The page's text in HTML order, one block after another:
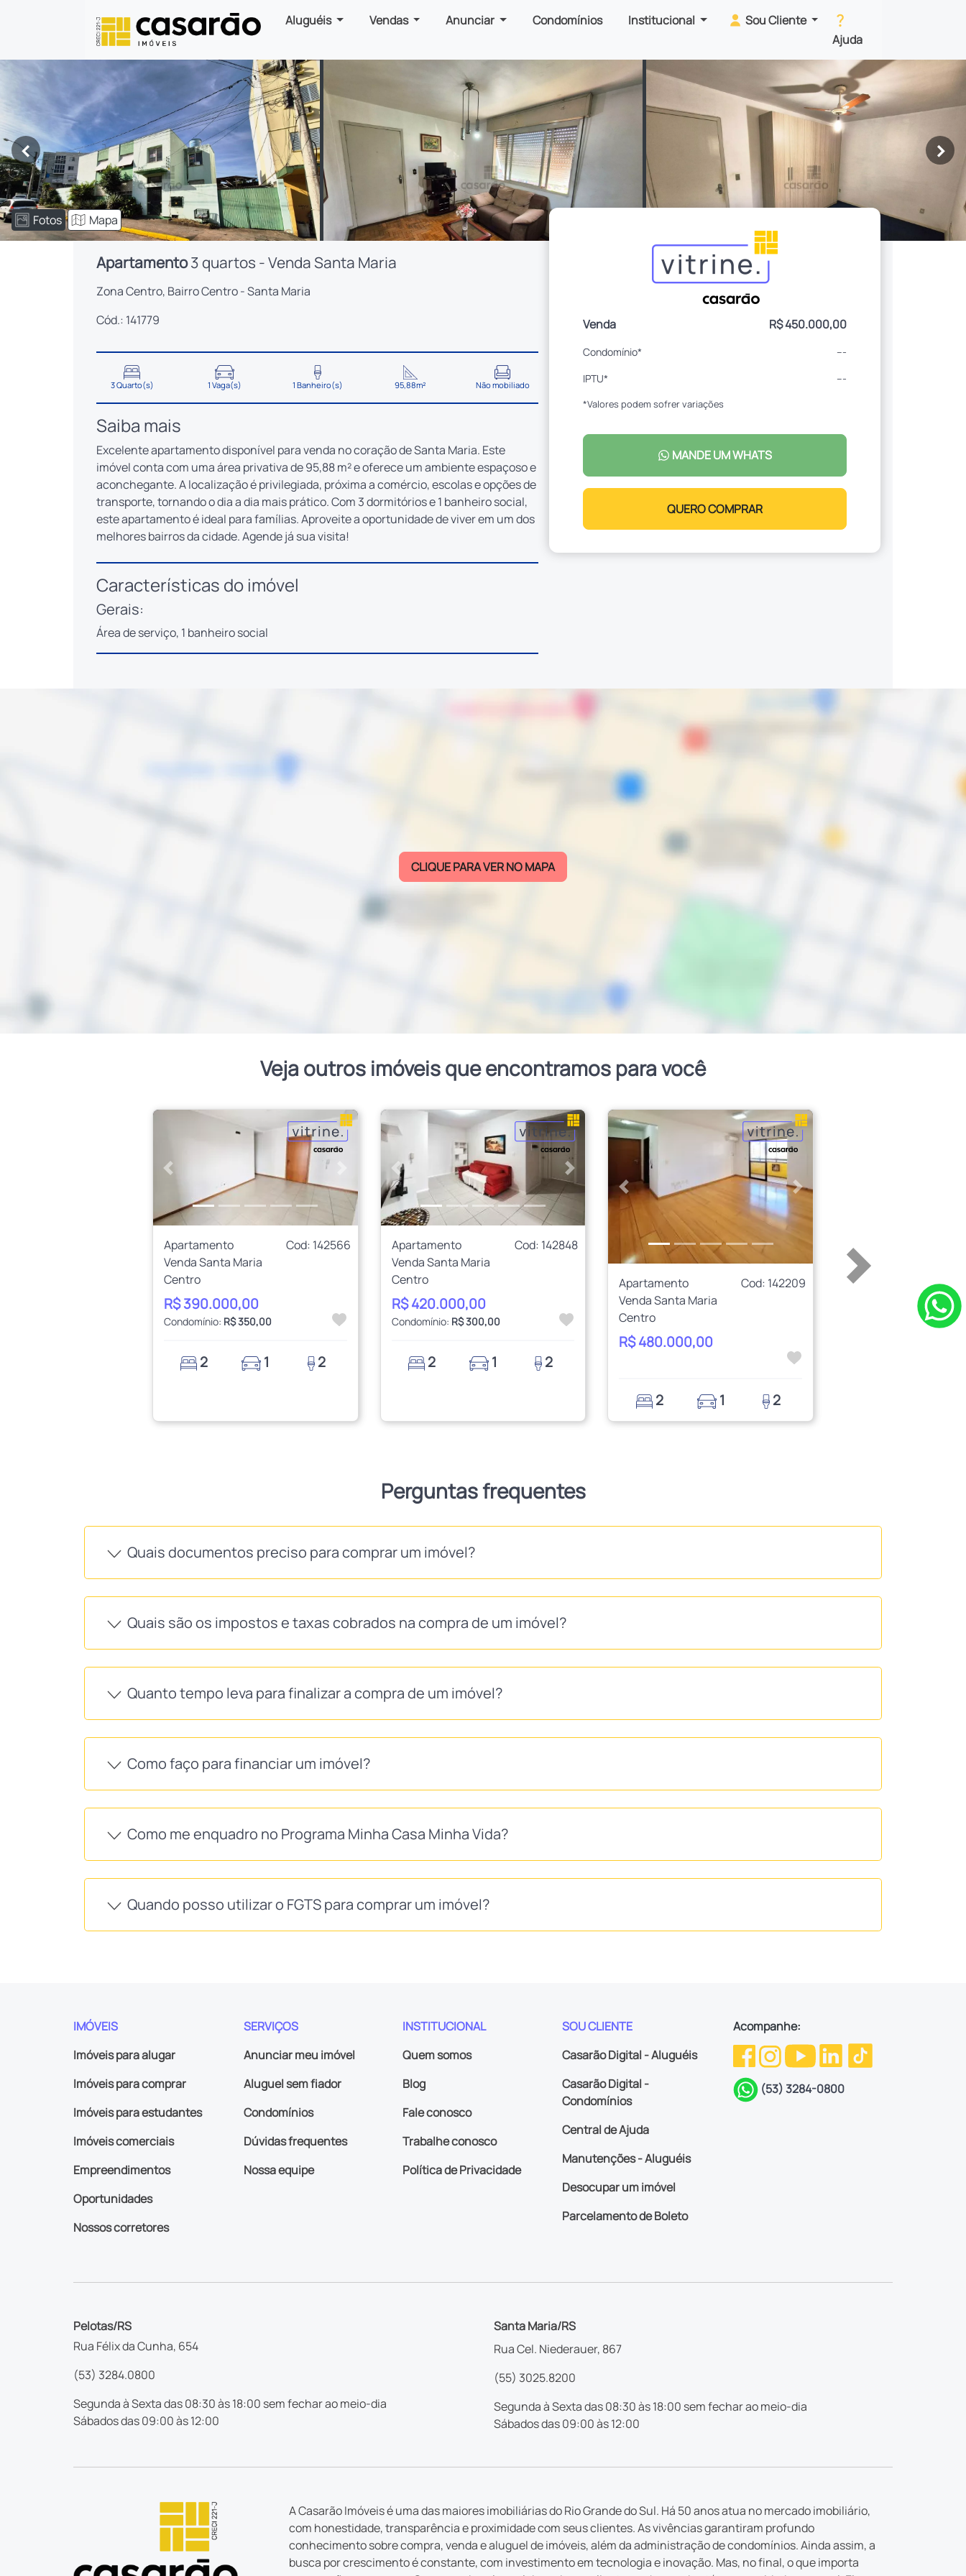
Aluguéis Vendas Anunciar Condomínios Institucional
Sou Cliente
Ajuda
< >
Fotos Mapa
Apartamento3 quartos - Venda Santa Maria
Zona Centro, Bairro Centro - Santa Maria
Cód.: 141779
3 Quarto(s) 1 Vaga(s) 1 Banheiro(s) 95,88m² Não mobiliado
Saiba mais
Excelente apartamento disponível para venda no coração de Santa Maria. Este
imóvel conta com uma área privativa de 95,88 m² e oferece um ambiente espaçoso e
aconchegante. A localização é privilegiada, próxima a comércio, escolas e opções de
transporte, tornando o dia a dia mais prático. Com 3 dormitórios e 1 banheiro social,
este apartamento é ideal para famílias. Aproveite a oportunidade de viver em um dos
melhores bairros da cidade. Agende já sua visita!
Características do imóvel
Gerais:
Área de serviço, 1 banheiro social
Venda R$ 450.000,00
Condomínio*
---
IPTU*
---
*Valores podem sofrer variações
MANDE UM WHATS
QUERO COMPRAR
CLIQUE PARA VER NO MAPA
Veja outros imóveis que encontramos para você
Anterior
Apartamento
Cod: 142566
Venda Santa Maria
Centro
R$ 390.000,00
Condomínio: R$ 350,00
2 1 2
Anterior Próximo
Apartamento
Cod: 142848
Venda Santa Maria
Centro
R$ 420.000,00
Condomínio: R$ 300,00
2 1 2
Anterior Próximo
Apartamento
Cod: 142209
Venda Santa Maria
Centro
R$ 480.000,00
2 1 2
Perguntas frequentes
Quais documentos preciso para comprar um imóvel?
Quais são os impostos e taxas cobrados na compra de um imóvel?
Quanto tempo leva para finalizar a compra de um imóvel?
Como faço para financiar um imóvel?
Como me enquadro no Programa Minha Casa Minha Vida?
Quando posso utilizar o FGTS para comprar um imóvel?
IMÓVEIS
Imóveis para alugar
Imóveis para comprar
Imóveis para estudantes
Imóveis comerciais
Empreendimentos
Oportunidades
Nossos corretores
SERVIÇOS
Anunciar meu imóvel
Aluguel sem fiador
Condomínios
Dúvidas frequentes
Nossa equipe
INSTITUCIONAL
Quem somos
Blog
Fale conosco
Trabalhe conosco
Política de Privacidade
SOU CLIENTE
Casarão Digital - Aluguéis
Casarão Digital -
Condomínios
Central de Ajuda
Manutenções - Aluguéis
Desocupar um imóvel
Parcelamento de Boleto
Acompanhe:
(53) 3284-0800
Pelotas/RS
Rua Félix da Cunha, 654
(53) 3284.0800
Segunda à Sexta das 08:30 às 18:00 sem fechar ao meio-dia
Sábados das 09:00 às 12:00
Santa Maria/RS
Rua Cel. Niederauer, 867
(55) 3025.8200
Segunda à Sexta das 08:30 às 18:00 sem fechar ao meio-dia
Sábados das 09:00 às 12:00
A Casarão Imóveis é uma das maiores imobiliárias do Rio Grande do Sul. Há 50 anos atua no mercado imobiliário,
com honestidade, transparência e proximidade com seus clientes. As vivências garantiram profundo
conhecimento sobre compra, venda e aluguel de imóveis, além da administração de condomínios. Ainda assim, a
busca por crescimento é constante, com investimento em tecnologia e inovação. Mas, no final, o que importa